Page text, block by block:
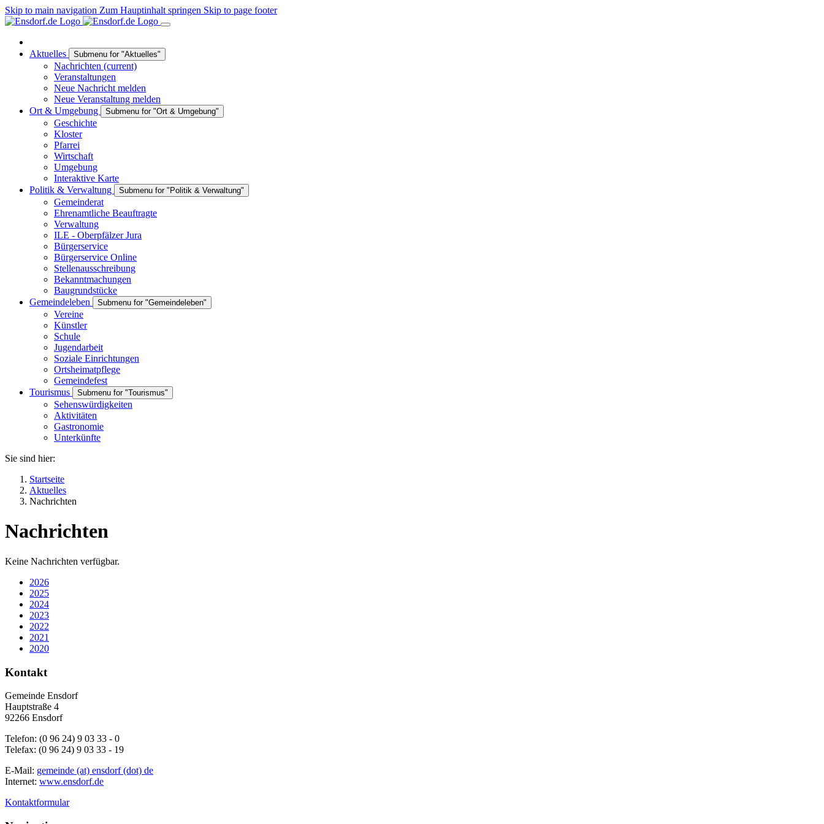
Skip to main navigation Zum Hauptinhalt springen Skip to page footer
Aktuelles Submenu for "Aktuelles"
Nachrichten (current)
Veranstaltungen
Neue Nachricht melden
Neue Veranstaltung melden
Ort & Umgebung
Submenu for "Ort & Umgebung"
Geschichte
Kloster
Pfarrei
Wirtschaft
Umgebung
Interaktive Karte
Politik & Verwaltung
Submenu for "Politik & Verwaltung"
Gemeinderat
Ehrenamtliche Beauftragte
Verwaltung
ILE - Oberpfälzer Jura
Bürgerservice
Bürgerservice Online
Stellenausschreibung
Bekanntmachungen
Baugrundstücke
Gemeindeleben
Submenu for "Gemeindeleben"
Vereine
Künstler
Schule
Jugendarbeit
Soziale Einrichtungen
Ortsheimatpflege
Gemeindefest
Tourismus
Submenu for "Tourismus"
Sehenswürdigkeiten
Aktivitäten
Gastronomie
Unterkünfte
Sie sind hier:
Startseite
Aktuelles
Nachrichten
Nachrichten
Keine Nachrichten verfügbar.
2026
2025
2024
2023
2022
2021
2020
Kontakt
Gemeinde Ensdorf
Hauptstraße 4
92266 Ensdorf
Telefon: (0 96 24) 9 03 33 - 0
Telefax: (0 96 24) 9 03 33 - 19
E-Mail: gemeinde (at) ensdorf (dot) de
Internet: www.ensdorf.de
Kontaktformular